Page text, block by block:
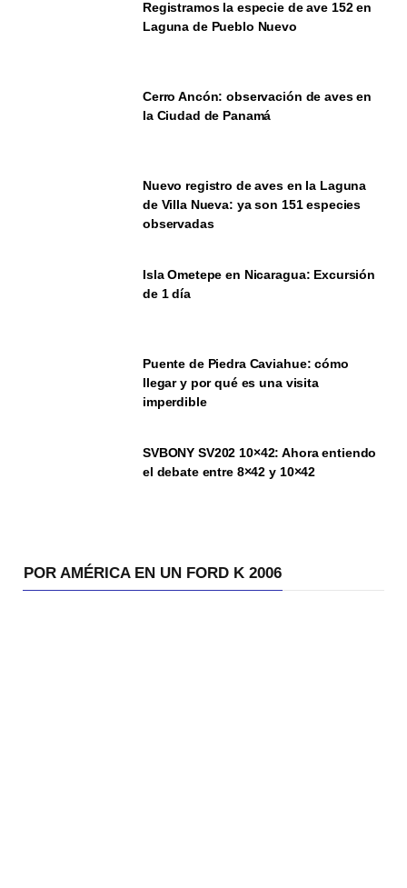
Registramos la especie de ave 152 en
Laguna de Pueblo Nuevo
Cerro Ancón: observación de aves en
la Ciudad de Panamá
Nuevo registro de aves en la Laguna
de Villa Nueva: ya son 151 especies
observadas
Isla Ometepe en Nicaragua: Excursión
de 1 día
Puente de Piedra Caviahue: cómo
llegar y por qué es una visita
imperdible
SVBONY SV202 10×42: Ahora entiendo
el debate entre 8×42 y 10×42
POR AMÉRICA EN UN FORD K 2006